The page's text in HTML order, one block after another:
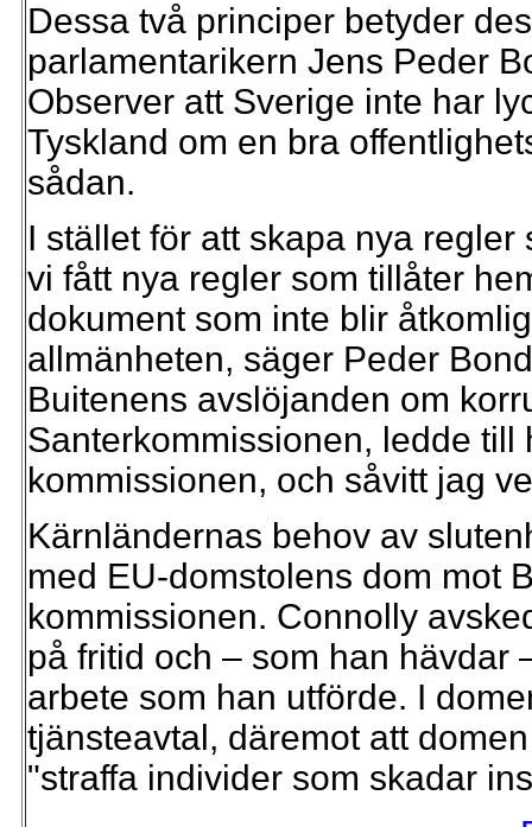
Dessa två principer betyder
parlamentarikern Jens Peder
Observer att Sverige inte har
Tyskland om en bra
sådan.
I stället för att skapa nya
vi fått nya regler som tillåter
dokument som inte blir
allmänheten, säger Peder
Buitenens avslöjanden om
Santerkommissionen, ledde
kommissionen, och såvitt jag
Kärnländernas behov av
med EU-domstolens dom mot
kommissionen. Connolly
på fritid och – som han hävdar
arbete som han utförde. I
tjänsteavtal, däremot att
"straffa individer som skadar